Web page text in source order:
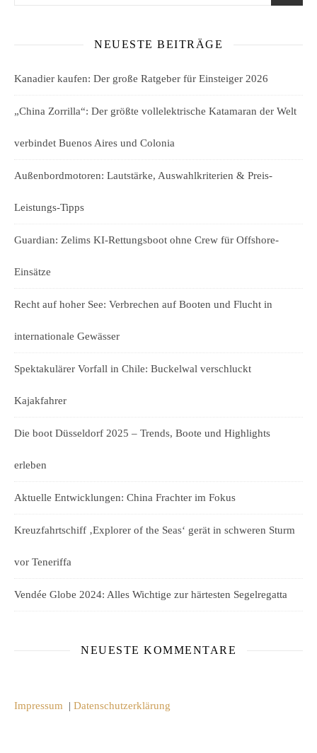
NEUESTE BEITRÄGE
Kanadier kaufen: Der große Ratgeber für Einsteiger 2026
„China Zorrilla“: Der größte vollelektrische Katamaran der Welt
verbindet Buenos Aires und Colonia
Außenbordmotoren: Lautstärke, Auswahlkriterien & Preis-
Leistungs-Tipps
Guardian: Zelims KI-Rettungsboot ohne Crew für Offshore-
Einsätze
Recht auf hoher See: Verbrechen auf Booten und Flucht in
internationale Gewässer
Spektakulärer Vorfall in Chile: Buckelwal verschluckt
Kajakfahrer
Die boot Düsseldorf 2025 – Trends, Boote und Highlights
erleben
Aktuelle Entwicklungen: China Frachter im Fokus
Kreuzfahrtschiff ‚Explorer of the Seas‘ gerät in schweren Sturm
vor Teneriffa
Vendée Globe 2024: Alles Wichtige zur härtesten Segelregatta
NEUESTE KOMMENTARE
Impressum | Datenschutzerklärung